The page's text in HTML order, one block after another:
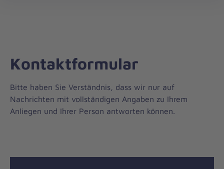
Kontaktformular
Bitte haben Sie Verständnis, dass wir nur auf
Nachrichten mit vollständigen Angaben zu Ihrem
Anliegen und Ihrer Person antworten können.